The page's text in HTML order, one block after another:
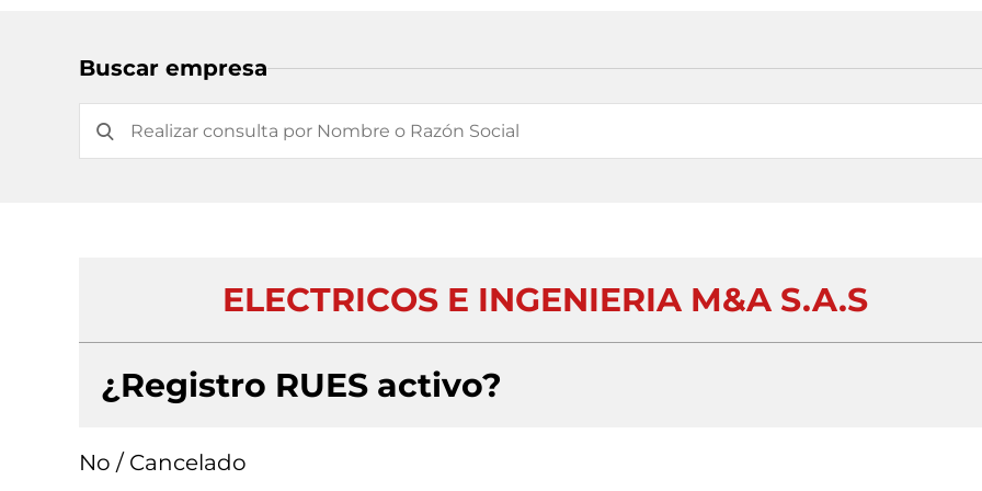
Buscar empresa
ELECTRICOS E INGENIERIA M&A S.A.S
¿Registro RUES activo?
No / Cancelado